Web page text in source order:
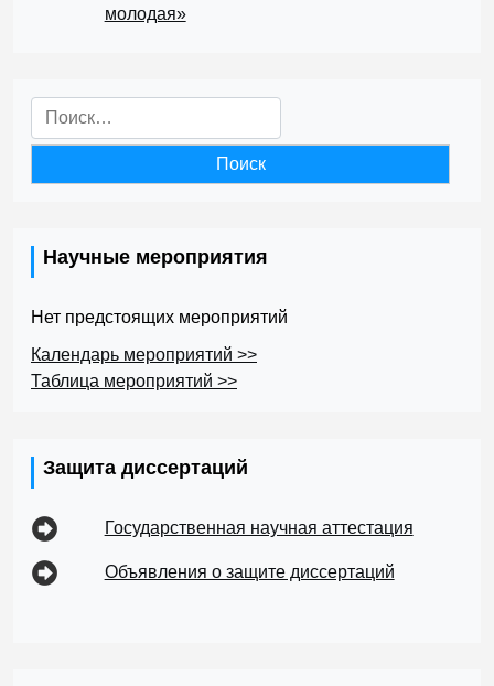
молодая»
Найти:
Научные мероприятия
Нет предстоящих мероприятий
Календарь мероприятий >>
Таблица мероприятий >>
Защита диссертаций
Государственная научная аттестация
Объявления о защите диссертаций